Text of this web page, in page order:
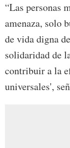
“Las personas
amenaza, solo
de vida digna
solidaridad de
contribuir a la
universales',